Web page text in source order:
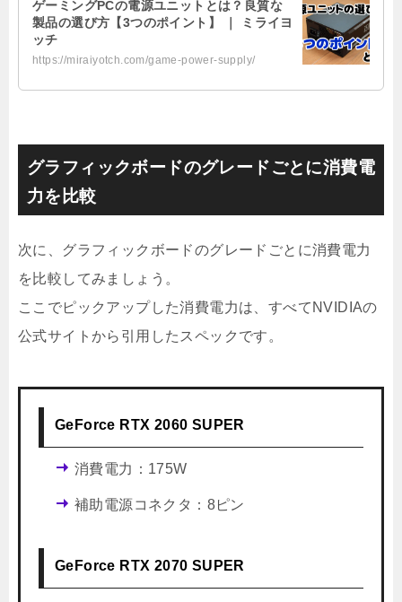
ゲーミングPCの電源ユニットとは？良質な
製品の選び方【3つのポイント】 ｜ ミライヨ
ッチ
https://miraiyotch.com/game-power-supply/
グラフィックボードのグレードごとに消費電
力を比較
次に、グラフィックボードのグレードごとに消費電力
を比較してみましょう。
ここでピックアップした消費電力は、すべてNVIDIAの
公式サイトから引用したスペックです。
GeForce RTX 2060 SUPER
消費電力：175W
補助電源コネクタ：8ピン
GeForce RTX 2070 SUPER